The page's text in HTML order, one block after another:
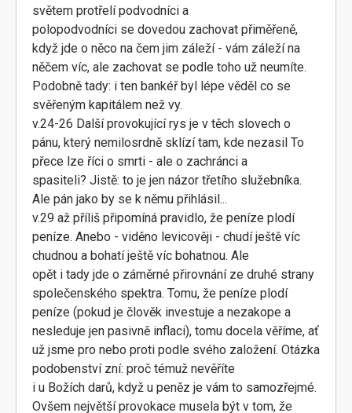
světem protřelí podvodníci a
polopodvodníci se dovedou zachovat přiměřeně,
když jde o něco na čem jim záleží - vám záleží na
něčem víc, ale zachovat se podle toho už neumíte.
Podobně tady: i ten bankéř byl lépe věděl co se
svěřeným kapitálem než vy.
v.24-26 Další provokující rys je v těch slovech o
pánu, který nemilosrdně sklízí tam, kde nezasil To
přece lze říci o smrti - ale o zachránci a
spasiteli? Jistě: to je jen názor třetího služebníka.
Ale pán jako by se k němu přihlásil...
v.29 až příliš připomíná pravidlo, že peníze plodí
peníze. Anebo - viděno levicověji - chudí ještě víc
chudnou a bohatí ještě víc bohatnou. Ale
opět i tady jde o záměrné přirovnání ze druhé strany
společenského spektra. Tomu, že peníze plodí
peníze (pokud je člověk investuje a nezakope a
nesleduje jen pasivně inflaci), tomu docela věříme, ať
už jsme pro nebo proti podle svého založení. Otázka
podobenství zní: proč témuž nevěříte
i u Božích darů, když u peněz je vám to samozřejmé.
Ovšem největší provokace musela být v tom, že